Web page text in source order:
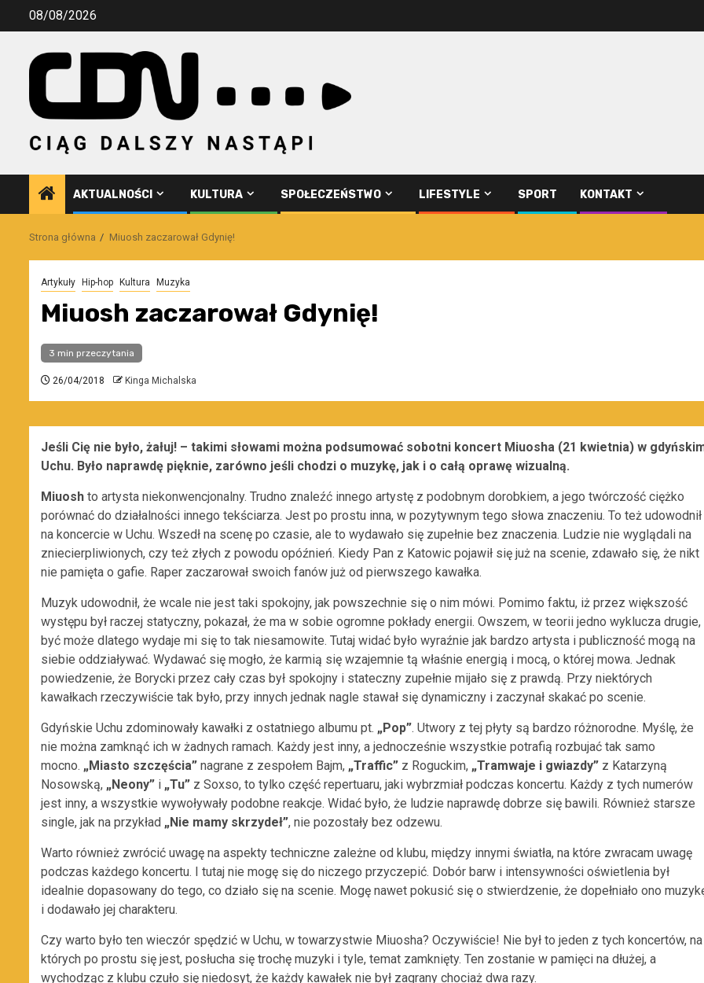
Przejdź08/08/2026
AKTUALNOŚCI KULTURA SPOŁECZEŃSTWO LIFESTYLE SPORT KONTAKT
Strona główna Miuosh zaczarował Gdynię!
Artykuły Hip-hop Kultura Muzyka
Miuosh zaczarował Gdynię!
3 min przeczytania
26/04/2018 Kinga Michalska
Jeśli Cię nie było, żałuj! – takimi słowami można podsumować sobotni koncert Miuosha (21 kwietnia) w
Uchu. Było naprawdę pięknie, zarówno jeśli chodzi o muzykę, jak i o całą oprawę wizualną.
Miuosh to artysta niekonwencjonalny. Trudno znaleźć innego artystę z podobnym dorobkiem, a jego twórczość ciężko
porównać do działalności innego tekściarza. Jest po prostu inna, w pozytywnym tego słowa znaczeniu. To też udowodnił
na koncercie w Uchu. Wszedł na scenę po czasie, ale to wydawało się zupełnie bez znaczenia. Ludzie nie wyglądali na
zniecierpliwionych, czy też złych z powodu opóźnień. Kiedy Pan z Katowic pojawił się już na scenie, zdawało się, że nikt
nie pamięta o gafie. Raper zaczarował swoich fanów już od pierwszego kawałka.
Muzyk udowodnił, że wcale nie jest taki spokojny, jak powszechnie się o nim mówi. Pomimo faktu, iż przez większość
występu był raczej statyczny, pokazał, że ma w sobie ogromne pokłady energii. Owszem, w teorii jedno wyklucza drugie,
być może dlatego wydaje mi się to tak niesamowite. Tutaj widać było wyraźnie jak bardzo artysta i publiczność mogą na
siebie oddziaływać. Wydawać się mogło, że karmią się wzajemnie tą właśnie energią i mocą, o której mowa. Jednak
powiedzenie, że Borycki przez cały czas był spokojny i stateczny zupełnie mijało się z prawdą. Przy niektórych
kawałkach rzeczywiście tak było, przy innych jednak nagle stawał się dynamiczny i zaczynał skakać po scenie.
Gdyńskie Uchu zdominowały kawałki z ostatniego albumu pt. „Pop”. Utwory z tej płyty są bardzo różnorodne. Myślę, że
nie można zamknąć ich w żadnych ramach. Każdy jest inny, a jednocześnie wszystkie potrafią rozbujać tak samo
mocno. „Miasto szczęścia” nagrane z zespołem Bajm, „Traffic” z Roguckim, „Tramwaje i gwiazdy” z Katarzyną
Nosowską, „Neony” i „Tu” z Soxso, to tylko część repertuaru, jaki wybrzmiał podczas koncertu. Każdy z tych numerów
jest inny, a wszystkie wywoływały podobne reakcje. Widać było, że ludzie naprawdę dobrze się bawili. Również starsze
single, jak na przykład „Nie mamy skrzydeł”, nie pozostały bez odzewu.
Warto również zwrócić uwagę na aspekty techniczne zależne od klubu, między innymi światła, na które zwracam uwagę
podczas każdego koncertu. I tutaj nie mogę się do niczego przyczepić. Dobór barw i intensywności oświetlenia był
idealnie dopasowany do tego, co działo się na scenie. Mogę nawet pokusić się o stwierdzenie, że dopełniało ono
i dodawało jej charakteru.
Czy warto było ten wieczór spędzić w Uchu, w towarzystwie Miuosha? Oczywiście! Nie był to jeden z tych koncertów, na
których po prostu się jest, posłucha się trochę muzyki i tyle, temat zamknięty. Ten zostanie w pamięci na dłużej, a
wychodząc z klubu czuło się niedosyt, że każdy kawałek nie był zagrany chociaż dwa razy.